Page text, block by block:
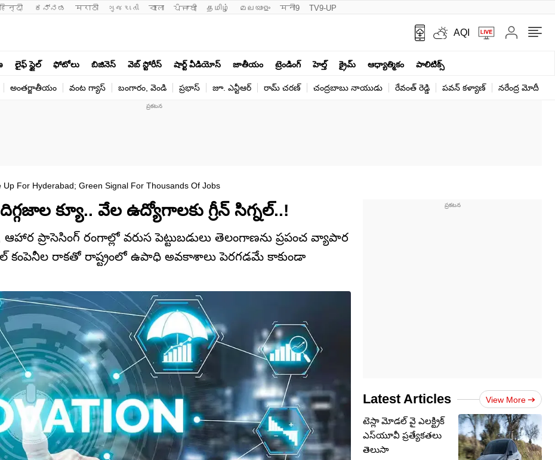
हिन्दी ಕನ್ನಡ मराठी ગુજરાતી বাংলা ਪੰਜਾਬੀ தமிழ் മലയാളം मनी9 TV9-UP
AQI
లైఫ్ స్టైల్ ఫోటోలు బిజినెస్ వెబ్ స్టోరీస్ షార్ట్ వీడియోస్ జాతీయం ట్రెండింగ్ హెల్త్‌ క్రైమ్ ఆధ్యాత్మికం పాలిటిక్స్‌
అంతర్జాతీయం వంట గ్యాస్ బంగారం, వెండి ప్రభాస్ జూ. ఎన్టీఆర్ రామ్ చ‌ర‌ణ్‌ చంద్రబాబు నాయుడు రేవంత్ రెడ్డి పవన్ కళ్యాణ్ నరేంద్ర మోదీ
Up For Hyderabad; Green Signal For Thousands Of Jobs
క్యూ.. వేల ఉద్యోగాలకు గ్రీన్ సిగ్నల్..!
ఆహార ప్రాసెసింగ్ రంగాల్లో వరుస పెట్టుబడులు తెలంగాణను ప్రపంచ వ్యాపార
రాకతో రాష్ట్రంలో ఉపాధి అవకాశాలు పెరగడమే కాకుండా
Latest Articles View More
టెస్లా మోడల్ వై ఎలక్ట్రిక్
ఎస్‌యూవీ ప్రత్యేకతలు
తెలుసా